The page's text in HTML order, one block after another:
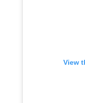
View